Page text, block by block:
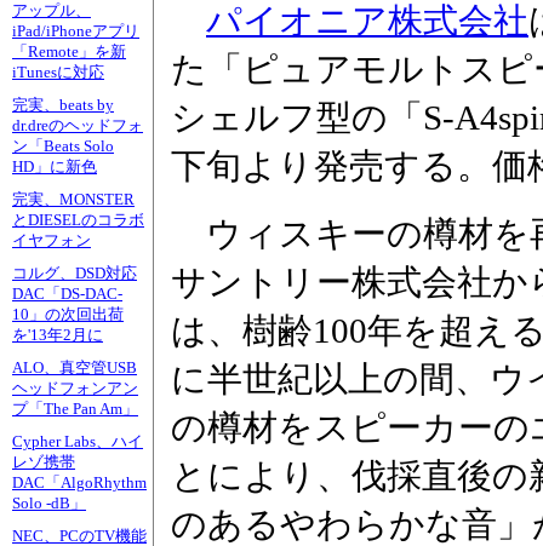
アップル、
iPad/iPhoneアプリ
「Remote」を新
iTunesに対応
完実、beats by
dr.dreのヘッドフォ
ン「Beats Solo
HD」に新色
完実、MONSTER
とDIESELのコラボ
イヤフォン
コルグ、DSD対応
DAC「DS-DAC-
10」の次回出荷
を'13年2月に
ALO、真空管USB
ヘッドフォンアン
プ「The Pan Am」
Cypher Labs、ハイ
レゾ携帯
DAC「AlgoRhythm
Solo -dB」
NEC、PCのTV機能
パイオニア株式会社
た「ピュアモルトス
シェルフ型の「S-
下旬より発売する。価
ウィスキーの樽材を
サントリー株式会社
は、樹齢100年を超え
に半世紀以上の間、
の樽材をスピーカー
とにより、伐採直後
のあるやわらかな音